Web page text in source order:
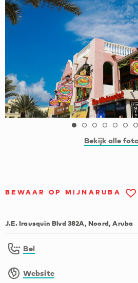
Bekijk alle
BEWAAR OP MIJNARUBA
J.E. Irausquin Blvd 382A, Noord, Aruba
Bel
Website